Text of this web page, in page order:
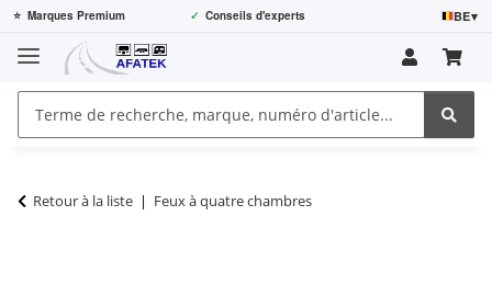
⭐ Marques Premium ✓ Conseils d'experts BE▾
Retour à la liste Feux à quatre chambres